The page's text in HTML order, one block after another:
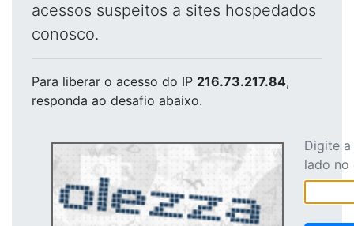
acessos suspeitos a sites hospedados
conosco.
Para liberar o acesso do IP 216.73.217.84,
responda ao desafio abaixo.
Digite
lado no